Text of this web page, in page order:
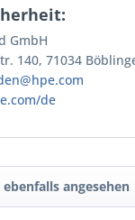
GmbH
140, 71034
de
angesehen